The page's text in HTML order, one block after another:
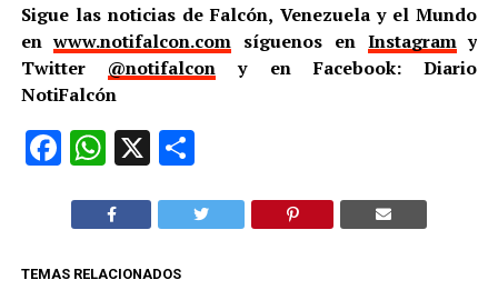
Sigue las noticias de Falcón, Venezuela y el Mundo
enwww.notifalcon.com síguenos en Instagramy
Twitter @notifalcon y en Facebook: Diario
NotiFalcón
Facebook
WhatsApp
X Compartir
TEMAS RELACIONADOS